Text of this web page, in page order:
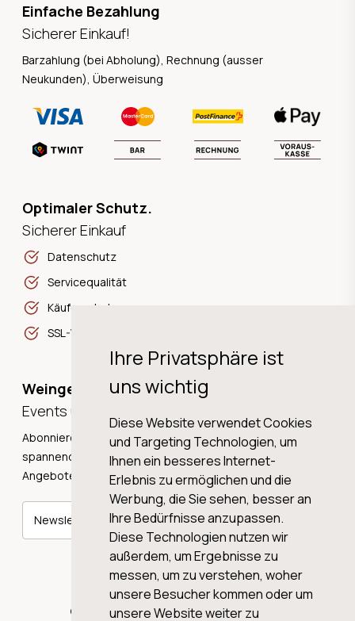
Ihre Privatsphäre ist
uns wichtig
Diese Website verwendet Cookies
und Targeting Technologien, um
Ihnen ein besseres Internet-
Erlebnis zu ermöglichen und die
Werbung, die Sie sehen, besser an
Ihre Bedürfnisse anzupassen.
Diese Technologien nutzen wir
außerdem, um Ergebnisse zu
messen, um zu verstehen, woher
unsere Besucher kommen oder um
unsere Website weiter zu
Einfache Bezahlung
Sicherer Einkauf!
Barzahlung (bei Abholung), Rechnung (ausser
Neukunden), Überweisung
Optimaler Schutz.
Sicherer Einkauf
Datenschutz
Servicequalität
Käuferschutz
SSL-Verschlüsselung
Weingeschichten,
Events und Neuigkeiten!
Abonnieren Sie unseren Newsletter und erhalten Sie
spannende Weingeschichten, Neuigkeiten und tolle
Angebote direkt in Ihre Mailbox.
Newsletter abonnieren
© 2026 WINE AG VALENTIN & VON SALIS